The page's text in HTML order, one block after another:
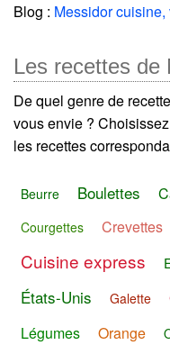
Blog : Messidor cuisine,
Les recettes de
De quel genre de
vous envie ?
les recettes
Beurre Boulettes
Courgettes
Crevettes
Cuisine express
États-Unis Galette
Légumes Orange